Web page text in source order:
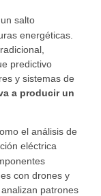
salto
energéticas.
predictivo
y sistemas de
a producir un
el análisis de
eléctrica
con drones y
patrones